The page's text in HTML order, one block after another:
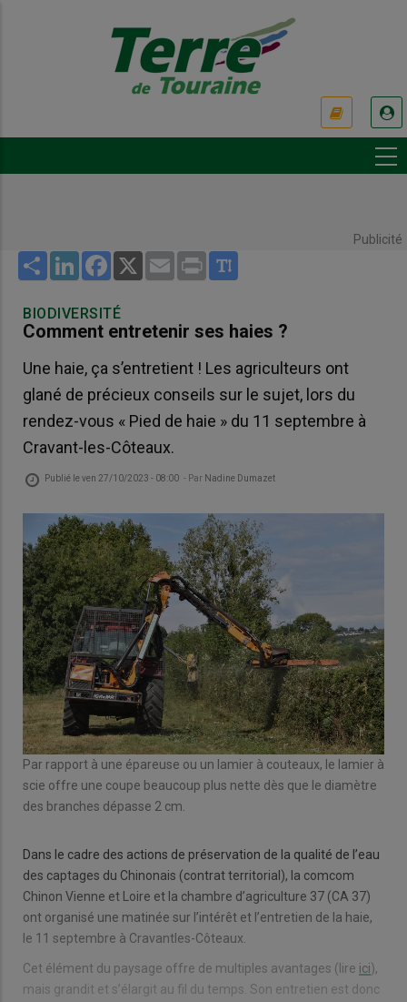
Publicité
Share LinkedInFacebook
X Email Print
BIODIVERSITÉ
Comment entretenir ses haies ?
Une haie, ça s’entretient ! Les agriculteurs ont
glané de précieux conseils sur le sujet, lors du
rendez-vous « Pied de haie » du 11 septembre à
Cravant-les-Côteaux.
Publié leven 27/10/2023 - 08:00 - Par Nadine Dumazet
Par rapport à une épareuse ou un lamier à couteaux, le lamier à
scie offre une coupe beaucoup plus nette dès que le diamètre
des branches dépasse 2 cm.
Dans le cadre des actions de préservation de la qualité de l’eau
des captages du Chinonais (contrat territorial), la comcom
Chinon Vienne et Loire et la chambre d’agriculture 37 (CA 37)
ont organisé une matinée sur l’intérêt et l’entretien de la haie,
le 11 septembre à Cravantles-Côteaux.
Cet élément du paysage offre de multiples avantages (lire ici),
mais grandit et s’élargit au fil du temps. Son entretien est donc